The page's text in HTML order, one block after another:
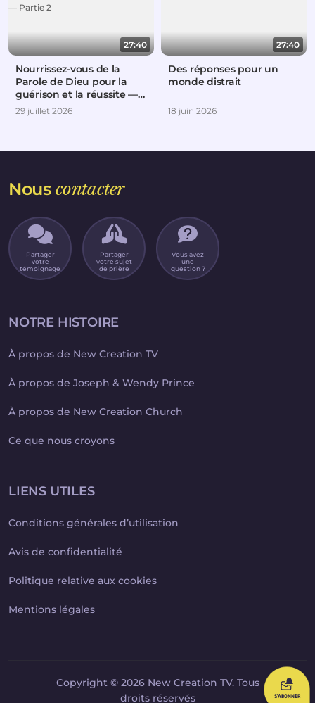
27:40
Nourrissez-vous de la
Parole de Dieu pour la
guérison et la réussite —
Partie 2
29 juillet 2026
27:40
Des réponses pour un
monde distrait
18 juin 2026
Nouscontacter
Partager
votre
témoignage
Partager
votre sujet
de prière
Vous avez
une
question ?
NOTRE HISTOIRE
À propos de New Creation TV
À propos de Joseph & Wendy Prince
À propos de New Creation Church
Ce que nous croyons
LIENS UTILES
Conditions générales d’utilisation
Avis de confidentialité
Politique relative aux cookies
Mentions légales
Copyright © 2026 New Creation TV. Tous
droits réservés
S'ABONNER